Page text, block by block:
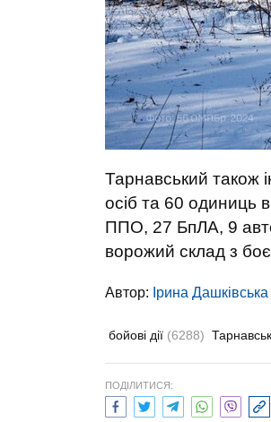
Тарнавський також
осіб та 60 одиниць
ППО, 27 БпЛА, 9
ворожий склад з
Автор: Ірина Дашківська
бойові дії (6288)
ПОДІЛИТИСЯ: